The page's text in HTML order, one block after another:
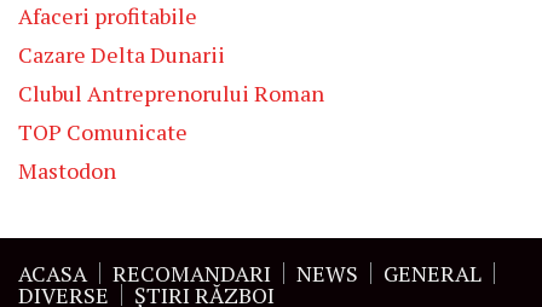
Afaceri profitabile
Cazare Delta Dunarii
Clubul Antreprenorului Roman
TOP Comunicate
Mastodon
ACASA RECOMANDARI NEWS GENERAL
DIVERSE ŞTIRI RĂZBOI